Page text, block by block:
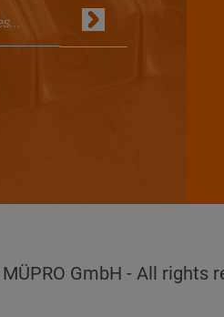
GmbH - All rights